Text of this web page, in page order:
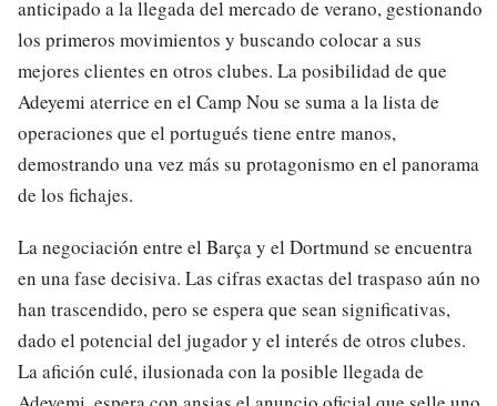
anticipado a la llegada del mercado de verano, gestionando
los primeros movimientos y buscando colocar a sus
mejores clientes en otros clubes. La posibilidad de que
Adeyemi aterrice en el Camp Nou se suma a la lista de
operaciones que el portugués tiene entre manos,
demostrando una vez más su protagonismo en el panorama
de los fichajes.
La negociación entre el Barça y el Dortmund se encuentra
en una fase decisiva. Las cifras exactas del traspaso aún no
han trascendido, pero se espera que sean significativas,
dado el potencial del jugador y el interés de otros clubes.
La afición culé, ilusionada con la posible llegada de